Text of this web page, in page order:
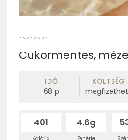
Cukormentes,
IDŐ
68 p
KÖLTSÉG
401
Kalória
4.6g
Fehérje